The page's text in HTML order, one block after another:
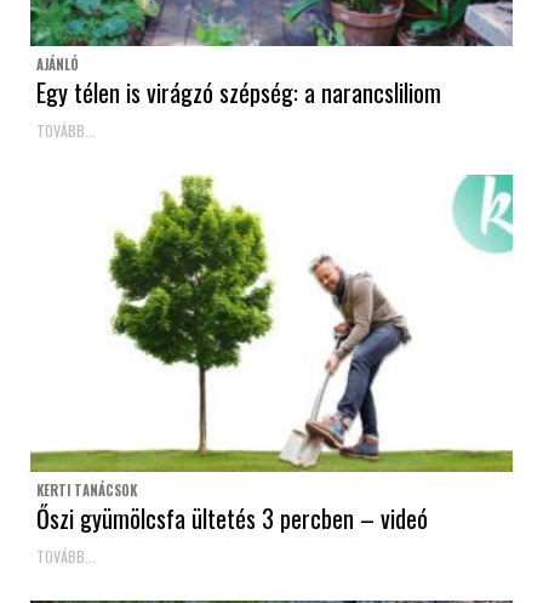
AJÁNLÓ
Egy télen is virágzó szépség: a narancsliliom
TOVÁBB...
KERTI TANÁCSOK
Őszi gyümölcsfa ültetés 3 percben – videó
TOVÁBB...